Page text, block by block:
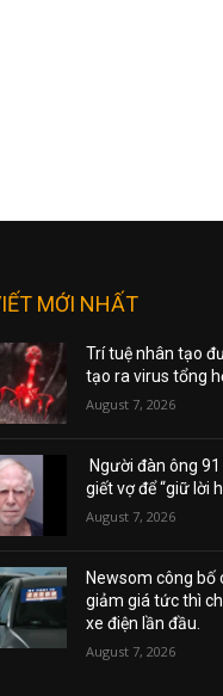
MỚI NHẤT
Trí tuệ nhân tạo
tạo ra virus tổng
August 7, 2026
Người đàn ông
giết vợ để “giữ lời
August 7, 2026
Newsom công bố
giảm giá tức thì
xe điện lần đầu.
August 7, 2026